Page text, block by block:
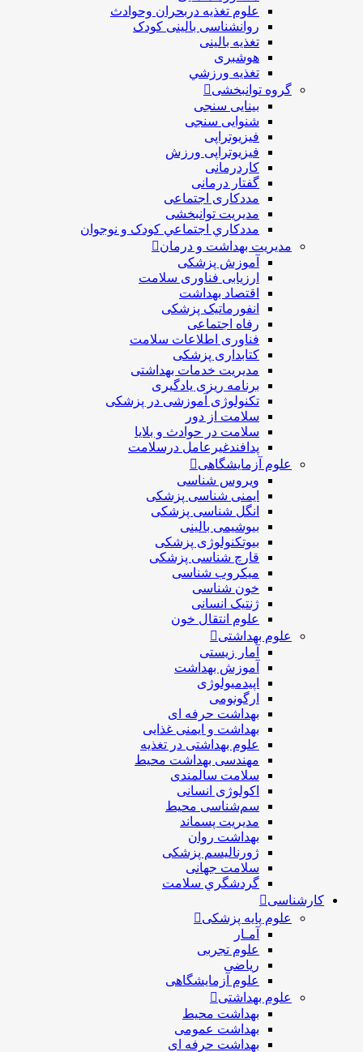
علوم تغذیه دربحران وحوادث
روانشناسی بالینی کودک
تغذیه بالینی
هوشبری
تغذيه ورزشي
گروه توانبخشی
بینایی سنجی
شنوایی سنجی
فیزیوتراپی
فیزیوتراپی ورزش
کاردرمانی
گفتار درمانی
مددکاری اجتماعی
مديريت توانبخشی
مددکاري اجتماعي کودک و نوجوان
مدیریت بهداشت و درمان
آموزش پزشکی
ارزیابی فناوری سلامت
اقتصاد بهداشت
انفورماتیک پزشکی
رفاه اجتماعی
فناوری اطلاعات سلامت
کتابداری پزشکی
مديريت خدمات بهداشتی
برنامه ریزی یادگیری
تکنولوژی آموزشی در پزشکی
سلامت از دور
سلامت در حوادث و بلایا
پدافندغیرعامل درسلامت
علوم آزمایشگاهی
ویروس شناسی
ایمنی شناسی پزشكی
انگل شناسی پزشکی
بیوشیمی بالینی
بیوتکنولوژی پزشکی
قارچ شناسی پزشکی
ميكروب شناسی
خون شناسی
ژنتیک انسانی
علوم انتقال خون
علوم بهداشتی
آمار زیستی
آموزش بهداشت
اپیدمیولوژی
ارگونومی
بهداشت حرفه ای
بهداشت و ایمنی غذایی
علوم بهداشتی در تغذیه
مهندسی بهداشت محيط
سلامت سالمندی
اکولوژی انسانی
سم‌شناسی محیط
مدیریت پسماند
بهداشت روان
ژورنالیسم پزشکی
سلامت جهانی
گردشگري سلامت
کارشناسی
علوم پایه پزشکی
آمـار
علوم تجربی
ریاضی
علوم آزمایشگاهی
علوم بهداشتی
بهداشت محیط
بهداشت عمومی
بهداشت حرفه ای